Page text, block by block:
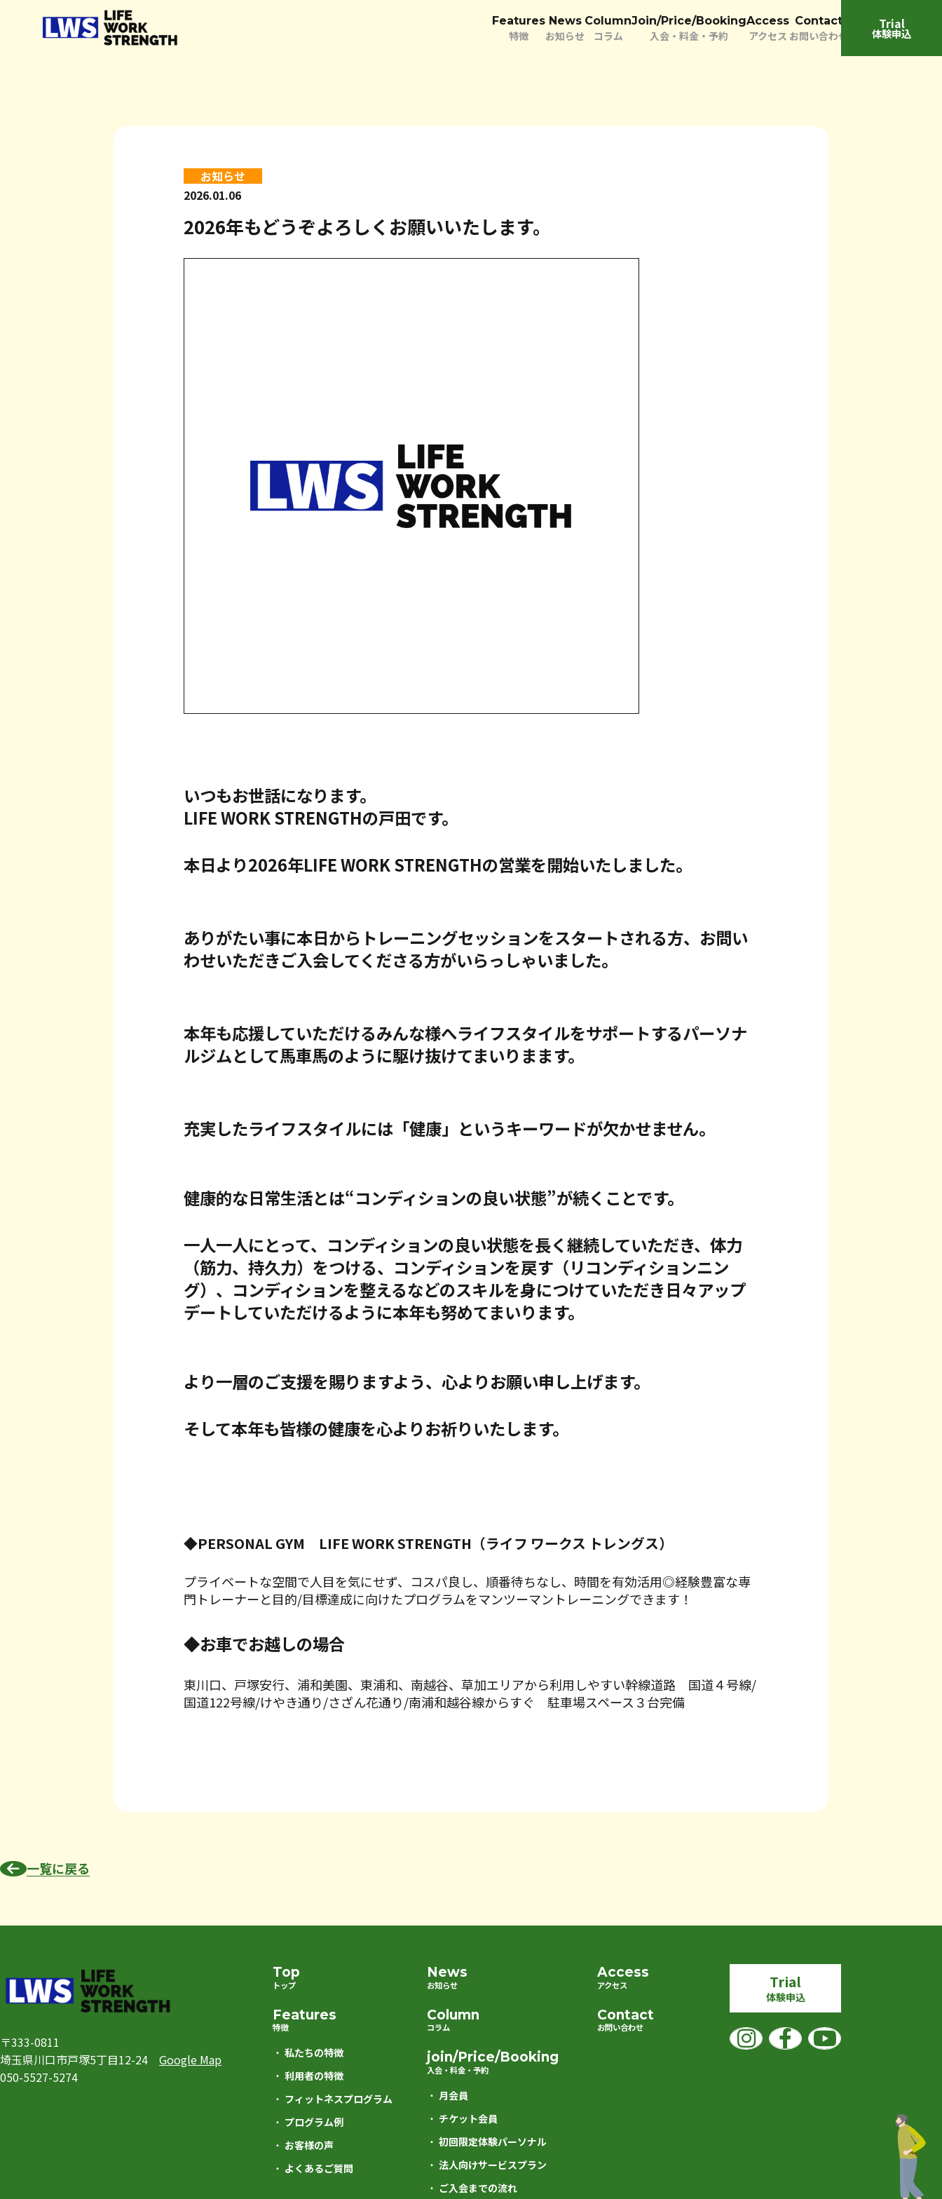
Features
特徴
News
お知らせ
Column
コラム
Join/Price/Booking
入会・料金・予約
Access
アクセス
Contact
お問い合わせ
Trial
体験申込
お知らせ
2026.01.06
2026年もどうぞよろしくお願いいたします。
いつもお世話になります。
LIFE WORK STRENGTHの戸田です。
本日より2026年LIFE WORK STRENGTHの営業を開始いたしました。
ありがたい事に本日からトレーニングセッションをスタートされる方、お問い
わせいただきご入会してくださる方がいらっしゃいました。
本年も応援していただけるみんな様へライフスタイルをサポートするパーソナ
ルジムとして馬車馬のように駆け抜けてまいりまます。
充実したライフスタイルには「健康」というキーワードが欠かせません。
健康的な日常生活とは“コンディションの良い状態”が続くことです。
一人一人にとって、コンディションの良い状態を長く継続していただき、体力
（筋力、持久力）をつける、コンディションを戻す（リコンディションニン
グ）、コンディションを整えるなどのスキルを身につけていただき日々アップ
デートしていただけるように本年も努めてまいります。
より一層のご支援を賜りますよう、心よりお願い申し上げます。
そして本年も皆様の健康を心よりお祈りいたします。
◆PERSONAL GYM LIFE WORK STRENGTH（ライフ ワークス トレングス）
プライベートな空間で人目を気にせず、コスパ良し、順番待ちなし、時間を有効活用◎経験豊富な専
門トレーナーと目的/目標達成に向けたプログラムをマンツーマントレーニングできます！
◆お車でお越しの場合
東川口、戸塚安行、浦和美園、東浦和、南越谷、草加エリアから利用しやすい幹線道路 国道４号線/
国道122号線/けやき通り/さざん花通り/南浦和越谷線からすぐ 駐車場スペース３台完備
一覧に戻る
〒333-0811
埼玉県川口市戸塚5丁目12-24
Google Map
050-5527-5274
Top
トップ
Features
特徴
私たちの特徴
利用者の特徴
フィットネスプログラム
プログラム例
お客様の声
よくあるご質問
News
お知らせ
Column
コラム
join/Price/Booking
入会・料金・予約
月会員
チケット会員
初回限定体験パーソナル
法人向けサービスプラン
ご入会までの流れ
Access
アクセス
Contact
お問い合わせ
Trial
体験申込